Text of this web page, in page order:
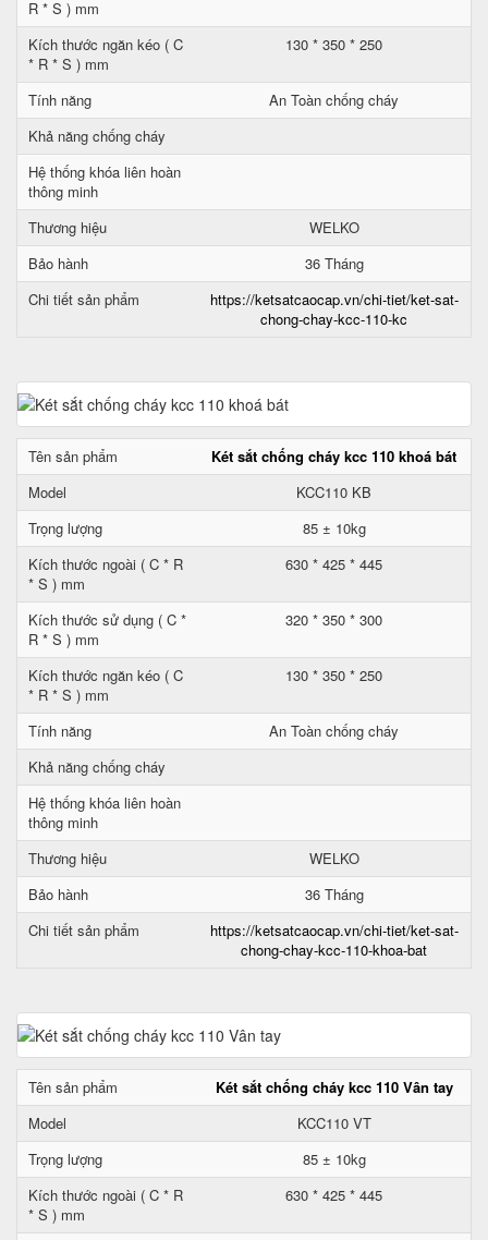
R * S ) mm
Kích thước ngăn kéo ( C
* R * S ) mm
130 * 350 * 250
Tính năng
An Toàn chống cháy
Khả năng chống cháy
Hệ thống khóa liên hoàn
thông minh
Thương hiệu
WELKO
Bảo hành
36 Tháng
Chi tiết sản phẩm
https://ketsatcaocap.vn/chi-tiet/ket-sat-
chong-chay-kcc-110-kc
Tên sản phẩm
Két sắt chống cháy kcc 110 khoá bát
Model
KCC110 KB
Trọng lượng
85 ± 10kg
Kích thước ngoài ( C * R
* S ) mm
630 * 425 * 445
Kích thước sử dụng ( C *
R * S ) mm
320 * 350 * 300
Kích thước ngăn kéo ( C
* R * S ) mm
130 * 350 * 250
Tính năng
An Toàn chống cháy
Khả năng chống cháy
Hệ thống khóa liên hoàn
thông minh
Thương hiệu
WELKO
Bảo hành
36 Tháng
Chi tiết sản phẩm
https://ketsatcaocap.vn/chi-tiet/ket-sat-
chong-chay-kcc-110-khoa-bat
Tên sản phẩm
Két sắt chống cháy kcc 110 Vân tay
Model
KCC110 VT
Trọng lượng
85 ± 10kg
Kích thước ngoài ( C * R
* S ) mm
630 * 425 * 445